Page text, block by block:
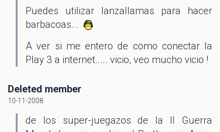
Puedes utilizar lanzallamas para hacer
barbacoas...
A ver si me entero de como conectar la
Play 3 a internet..... vicio, veo mucho vicio !
Deleted member
10-11-2008
de los super-juegazos de la II Guerra